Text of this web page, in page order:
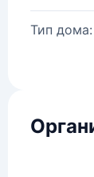
Тип дома: